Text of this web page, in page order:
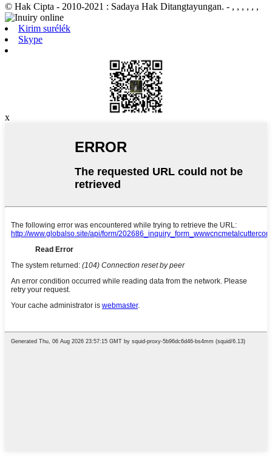
© Hak Cipta - 2010-2021 : Sadaya Hak Ditangtayungan. - , , , , , ,
Kirim surélék
Skype
x